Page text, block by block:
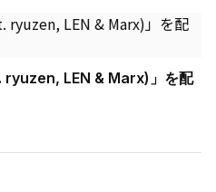
LEN & Marx)」を配